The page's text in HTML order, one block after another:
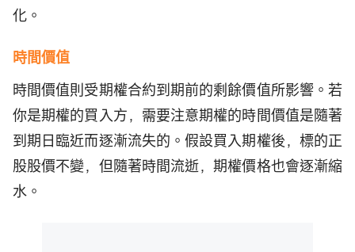
化。
時間價值
時間價值則受期權合約到期前的剩餘價值所影響。若
你是期權的買入方，需要注意期權的時間價值是隨著
到期日臨近而逐漸流失的。假設買入期權後，標的正
股股價不變，但隨著時間流逝，期權價格也會逐漸縮
水。